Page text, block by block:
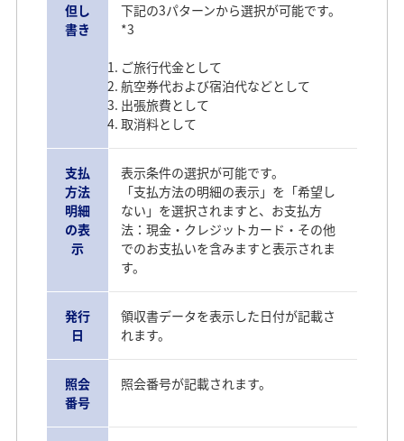
但し
書き
下記の3パターンから選択が可能です。
*3
ご旅行代金として
航空券代および宿泊代などとして
出張旅費として
取消料として
支払
方法
明細
の表
示
表示条件の選択が可能です。
「支払方法の明細の表示」を「希望し
ない」を選択されますと、お支払方
法：現金・クレジットカード・その他
でのお支払いを含みますと表示されま
す。
発行
日
領収書データを表示した日付が記載さ
れます。
照会
番号
照会番号が記載されます。